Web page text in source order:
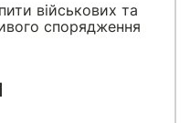
військових та
спорядження